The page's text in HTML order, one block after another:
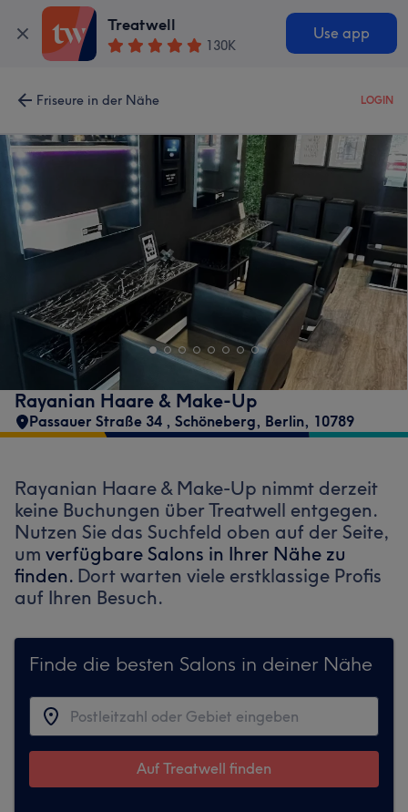
Treatwell
130K
Use app
Friseure in der Nähe LOGIN
Rayanian Haare & Make-Up
Passauer Straße 34 , Schöneberg, Berlin, 10789
Rayanian Haare & Make-Up nimmt derzeit
keine Buchungen über Treatwell entgegen.
Nutzen Sie das Suchfeld oben auf der Seite,
um verfügbare Salons in Ihrer Nähe zu
finden. Dort warten viele erstklassige Profis
auf Ihren Besuch.
Finde die besten Salons in deiner Nähe
Auf Treatwell finden